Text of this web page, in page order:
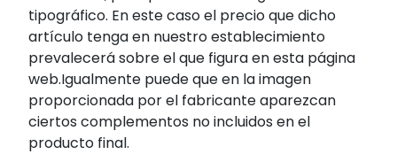
tipográfico. En este caso el precio que dicho
artículo tenga en nuestro establecimiento
prevalecerá sobre el que figura en esta página
web.Igualmente puede que en la imagen
proporcionada por el fabricante aparezcan
ciertos complementos no incluidos en el
producto final.